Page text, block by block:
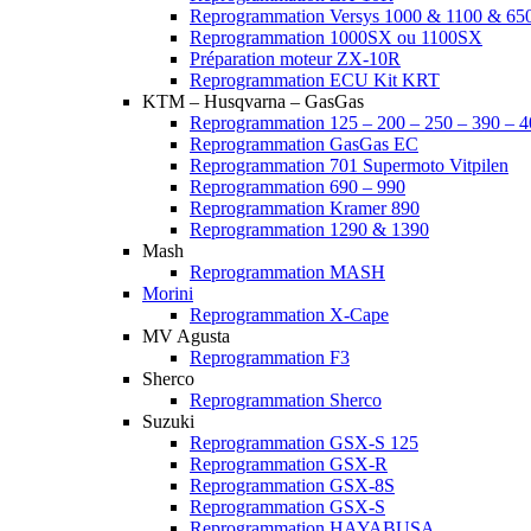
Reprogrammation Versys 1000 & 1100 &
Reprogrammation 1000SX ou 1100SX
Préparation moteur ZX-10R
Reprogrammation ECU Kit KRT
KTM – Husqvarna – GasGas
Reprogrammation 125 – 200 – 250 – 390 –
Reprogrammation GasGas EC
Reprogrammation 701 Supermoto Vitpilen
Reprogrammation 690 – 990
Reprogrammation Kramer 890
Reprogrammation 1290 & 1390
Mash
Reprogrammation MASH
Morini
Reprogrammation X-Cape
MV Agusta
Reprogrammation F3
Sherco
Reprogrammation Sherco
Suzuki
Reprogrammation GSX-S 125
Reprogrammation GSX-R
Reprogrammation GSX-8S
Reprogrammation GSX-S